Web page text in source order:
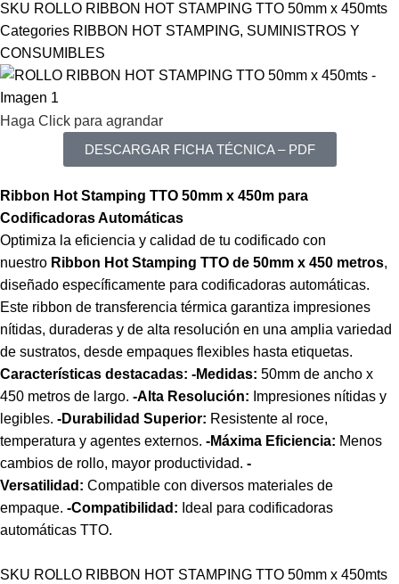
SKU ROLLO RIBBON HOT STAMPING TTO 50mm x 450mts
Categories RIBBON HOT STAMPING, SUMINISTROS Y
CONSUMIBLES
Haga Click para agrandar
DESCARGAR FICHA TÉCNICA – PDF
Ribbon Hot Stamping TTO 50mm x 450m para
Codificadoras Automáticas
Optimiza la eficiencia y calidad de tu codificado con
nuestro Ribbon Hot Stamping TTO de 50mm x 450 metros,
diseñado específicamente para codificadoras automáticas.
Este ribbon de transferencia térmica garantiza impresiones
nítidas, duraderas y de alta resolución en una amplia variedad
de sustratos, desde empaques flexibles hasta etiquetas.
Características destacadas: -Medidas: 50mm de ancho x
450 metros de largo. -Alta Resolución: Impresiones nítidas y
legibles. -Durabilidad Superior: Resistente al roce,
temperatura y agentes externos. -Máxima Eficiencia: Menos
cambios de rollo, mayor productividad. -
Versatilidad: Compatible con diversos materiales de
empaque. -Compatibilidad: Ideal para codificadoras
automáticas TTO.
SKU ROLLO RIBBON HOT STAMPING TTO 50mm x 450mts